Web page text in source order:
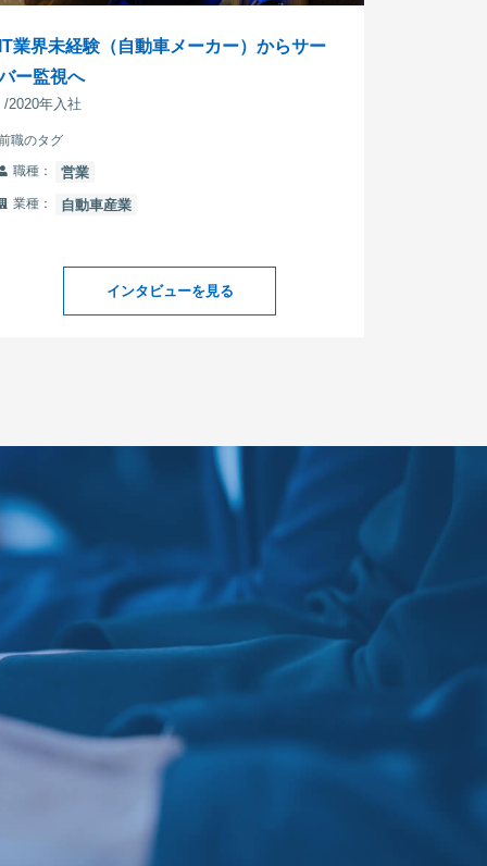
IT業界未経験（自動車メーカー）からサー
ー監視へ
/2020年入社
職のタグ
職種：
営業
業種： 自動車産業
インタビューを見る